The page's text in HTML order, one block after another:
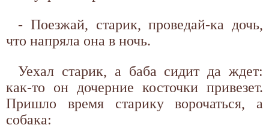
- Поезжай, старик, проведай-ка дочь,
что напряла она в ночь.
Уехал старик, а баба сидит да ждет:
как-то он дочерние косточки привезет.
Пришло время старику ворочаться, а
собака: